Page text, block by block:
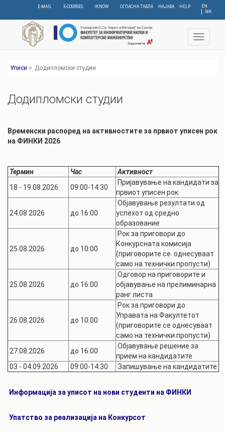
content
EN
МК
E-MAIL E-COURSES IKNOW ОГЛАСНА ТАБЛА НАЈАВА HELP
Toggle
Уписи > Додипломски студии
Додипломски студии
Временски распоред на активностите за првиот уписен рок
на ФИНКИ 2026
Термин Час
Активност
18 - 19.08.2026
09:00-14:30
Пријавување на кандидати за
првиот уписен рок
24.08 2026 до 16:00
Објавување резултати од
успехот од средно
образование
25.08.2026 до 10:00
Рок за приговори до
Конкурсната комисија
(приговорите се однесуваат
само на технички пропусти)
25.08.2026 до 16:00
Одговор на приговорите и
објавување на прелиминарна
ранг листа
26.08.2026 до 10:00
Рок за приговори до
Управата на Факултетот
(приговорите се однесуваат
само на технички пропусти)
27.08.2026
до 16:00
Објавување решение за
прием на кандидатите
03 - 04.09.2026
09:00-14:30 Запишување на кандидатите
Информација за уписот на нови студенти на ФИНКИ
Упатство за реализација на Конкурсот